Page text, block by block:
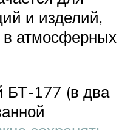
и изделий,
в атмосферных
БТ-177 (в два